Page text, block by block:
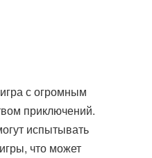
с огромным
приключений.
испытывать
что может